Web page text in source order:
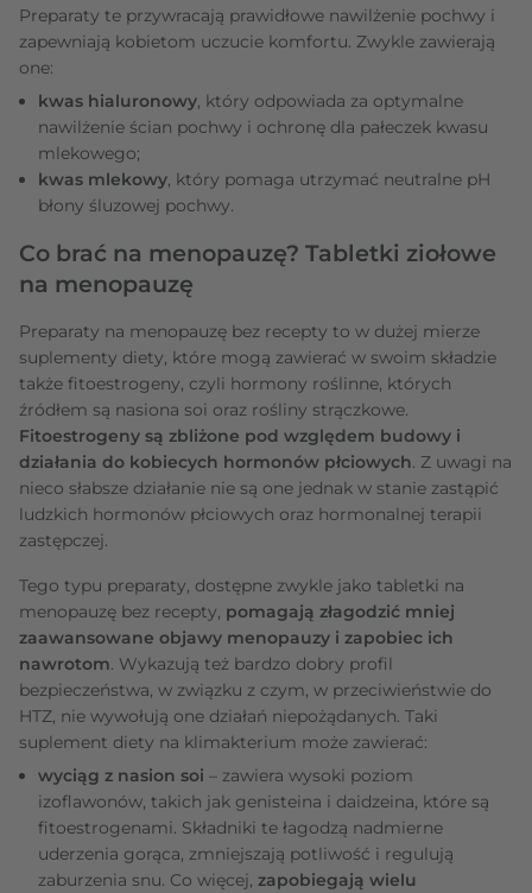
Preparaty te przywracają prawidłowe nawilżenie pochwy i
zapewniają kobietom uczucie komfortu. Zwykle zawierają
one:
kwas hialuronowy, który odpowiada za optymalne
nawilżenie ścian pochwy i ochronę dla pałeczek kwasu
mlekowego;
kwas mlekowy, który pomaga utrzymać neutralne pH
błony śluzowej pochwy.
Co brać na menopauzę? Tabletki ziołowe
na menopauzę
Preparaty na menopauzę bez recepty to w dużej mierze
suplementy diety, które mogą zawierać w swoim składzie
także fitoestrogeny, czyli hormony roślinne, których
źródłem są nasiona soi oraz rośliny strączkowe.
Fitoestrogeny są zbliżone pod względem budowy i
działania do kobiecych hormonów płciowych. Z uwagi na
nieco słabsze działanie nie są one jednak w stanie zastąpić
ludzkich hormonów płciowych oraz hormonalnej terapii
zastępczej.
Tego typu preparaty, dostępne zwykle jako tabletki na
menopauzę bez recepty, pomagają złagodzić mniej
zaawansowane objawy menopauzy i zapobiec ich
nawrotom. Wykazują też bardzo dobry profil
bezpieczeństwa, w związku z czym, w przeciwieństwie do
HTZ, nie wywołują one działań niepożądanych. Taki
suplement diety na klimakterium może zawierać:
wyciąg z nasion soi – zawiera wysoki poziom
izoflawonów, takich jak genisteina i daidzeina, które są
fitoestrogenami. Składniki te łagodzą nadmierne
uderzenia gorąca, zmniejszają potliwość i regulują
zaburzenia snu. Co więcej, zapobiegają wielu